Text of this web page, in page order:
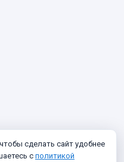
сделать сайт удобнее
с политикой